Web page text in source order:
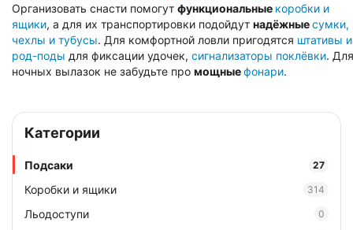
Организовать снасти помогут функциональные коробки и
ящики, а для их транспортировки подойдут надёжныесумки,
чехлы и тубусы. Для комфортной ловли пригодятся штативы и
род-поды для фиксации удочек, сигнализаторы поклёвки. Для
ночных вылазок не забудьте про мощныефонари.
Категории
Подсаки 27
Коробки и ящики 314
Льодоступи 0